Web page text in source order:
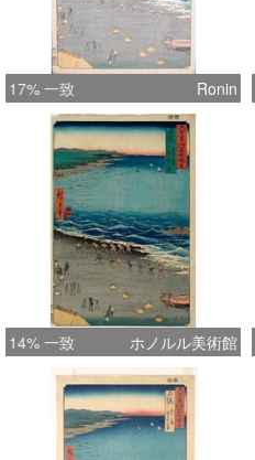
17% 一致 Ronin
14% 一致 ホノルル美術館